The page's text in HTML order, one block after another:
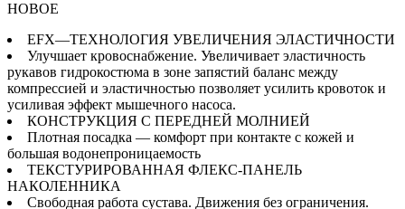
НОВОЕ
EFX—ТЕХНОЛОГИЯ УВЕЛИЧЕНИЯ ЭЛАСТИЧНОСТИ
Улучшает кровоснабжение. Увеличивает эластичность
рукавов гидрокостюма в зоне запястий баланс между
компрессией и эластичностью позволяет усилить кровоток и
усиливая эффект мышечного насоса.
КОНСТРУКЦИЯ С ПЕРЕДНЕЙ МОЛНИЕЙ
Плотная посадка — комфорт при контакте с кожей и
большая водонепроницаемость
ТЕКСТУРИРОВАННАЯ ФЛЕКС-ПАНЕЛЬ
НАКОЛЕННИКА
Свободная работа сустава. Движения без ограничения.